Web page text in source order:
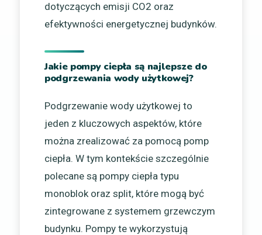
dotyczących emisji CO2 oraz
efektywności energetycznej budynków.
Jakie pompy ciepła są najlepsze do
podgrzewania wody użytkowej?
Podgrzewanie wody użytkowej to
jeden z kluczowych aspektów, które
można zrealizować za pomocą pomp
ciepła. W tym kontekście szczególnie
polecane są pompy ciepła typu
monoblok oraz split, które mogą być
zintegrowane z systemem grzewczym
budynku. Pompy te wykorzystują